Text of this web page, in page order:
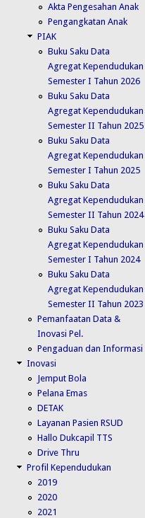
Akta Pengesahan Anak
Pengangkatan Anak
PIAK
Buku Saku Data
Agregat Kependudukan
Semester I Tahun 2026
Buku Saku Data
Agregat Kependudukan
Semester II Tahun 2025
Buku Saku Data
Agregat Kependudukan
Semester I Tahun 2025
Buku Saku Data
Agregat Kependudukan
Semester II Tahun 2024
Buku Saku Data
Agregat Kependudukan
Semester I Tahun 2024
Buku Saku Data
Agregat Kependudukan
Semester II Tahun 2023
Pemanfaatan Data &
Inovasi Pel.
Pengaduan dan Informasi
Inovasi
Jemput Bola
Pelana Emas
DETAK
Layanan Pasien RSUD
Hallo Dukcapil TTS
Drive Thru
Profil Kependudukan
2019
2020
2021